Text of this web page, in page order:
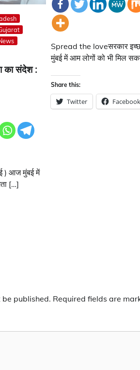
का संदेश :
) आज मुंबई में
[…]
Spread the loveसरकार
मुंबई में आम लोगों को भी मिल
Share this:
Twitter Facebook
published. Required fields are